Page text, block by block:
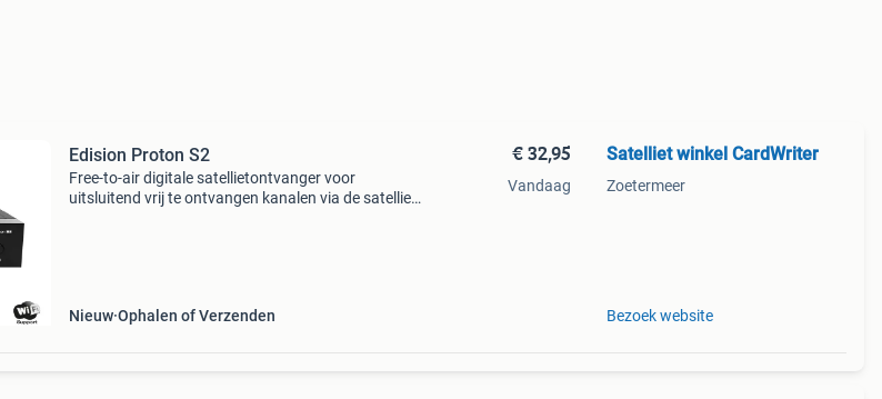
Edision Proton S2
Free-to-air digitale satellietontvanger voor
uitsluitend vrij te ontvangen kanalen via de satelliet.
Nieuw Ophalen of Verzenden
€ 32,95
Vandaag
Satelliet winkel CardWriter
Zoetermeer
Bezoek website